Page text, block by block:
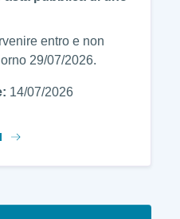
entro e non
29/07/2026.
14/07/2026